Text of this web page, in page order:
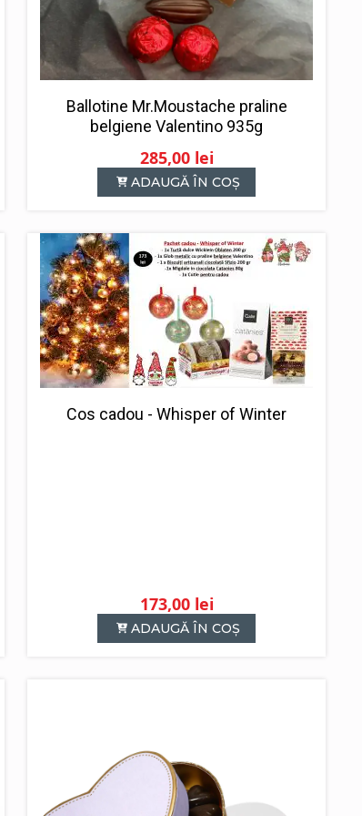
Ballotine Mr.Moustache praline
belgiene Valentino 935g
285,00 lei
ADAUGĂ ÎN COȘ
Cos cadou - Whisper of Winter
173,00 lei
ADAUGĂ ÎN COȘ